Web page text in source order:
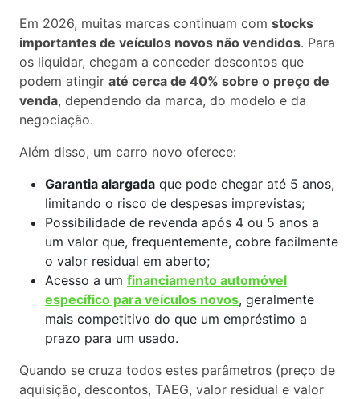
Em 2026, muitas marcas continuam com stocks
importantes de veículos novos não vendidos. Para
os liquidar, chegam a conceder descontos que
podem atingir até cerca de 40% sobre o preço de
venda, dependendo da marca, do modelo e da
negociação.
Além disso, um carro novo oferece:
Garantia alargada que pode chegar até 5 anos,
limitando o risco de despesas imprevistas;
Possibilidade de revenda após 4 ou 5 anos a
um valor que, frequentemente, cobre facilmente
o valor residual em aberto;
Acesso a um financiamento automóvel
específico para veículos novos, geralmente
mais competitivo do que um empréstimo a
prazo para um usado.
Quando se cruza todos estes parâmetros (preço de
aquisição, descontos, TAEG, valor residual e valor